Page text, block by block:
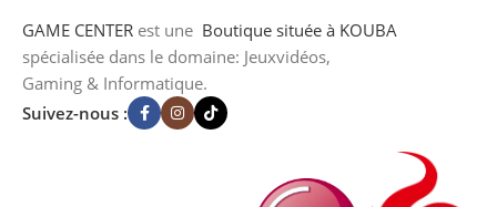
GAME CENTER est une Boutique située à KOUBA
spécialisée dans le domaine: Jeuxvidéos,
Gaming & Informatique.
Suivez-nous :